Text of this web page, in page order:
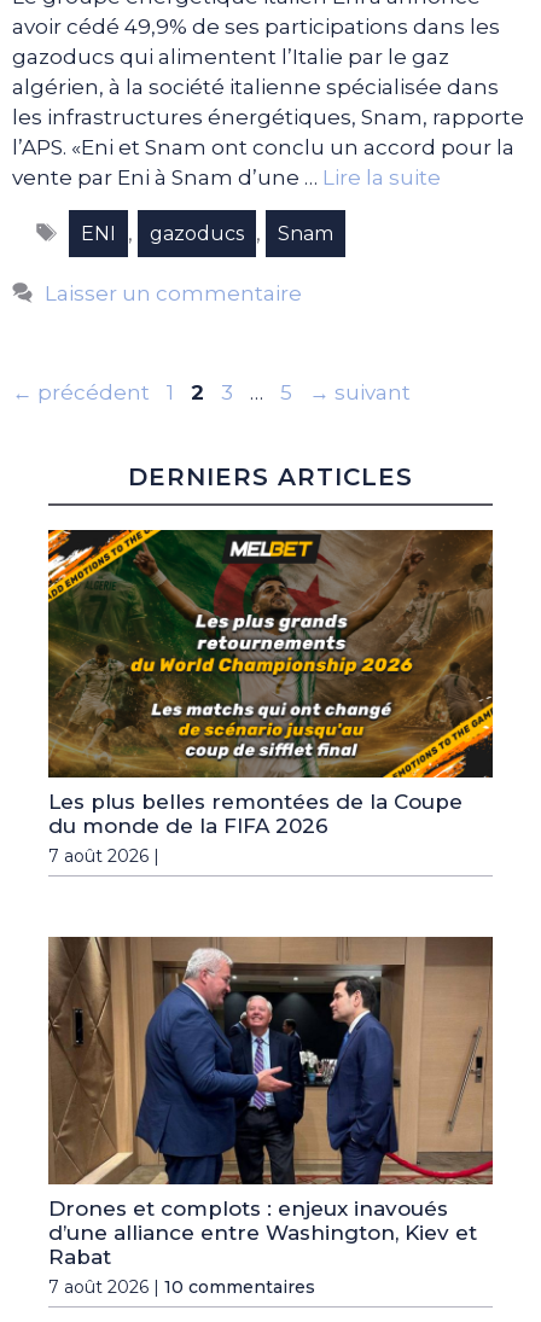
avoir cédé 49,9% de ses participations dans les
gazoducs qui alimentent l’Italie par le gaz
algérien, à la société italienne spécialisée dans
les infrastructures énergétiques, Snam, rapporte
l’APS. «Eni et Snam ont conclu un accord pour la
vente par Eni à Snam d’une … Lire la suite
Étiquettes
ENI , gazoducs , Snam
Laisser un commentaire
← précédent Page
1 Page
2 Page
3 … Page
5 → suivant
DERNIERS ARTICLES
Les plus belles remontées de la Coupe
du monde de la FIFA 2026
7 août 2026 |
Drones et complots : enjeux inavoués
d’une alliance entre Washington, Kiev et
Rabat
7 août 2026 | 10 commentaires